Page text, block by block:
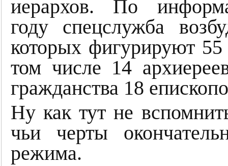
иерархов. По
году спецслужба
которых фигурируют
том числе 14
гражданства 18
Ну как тут не
чьи черты
режима.